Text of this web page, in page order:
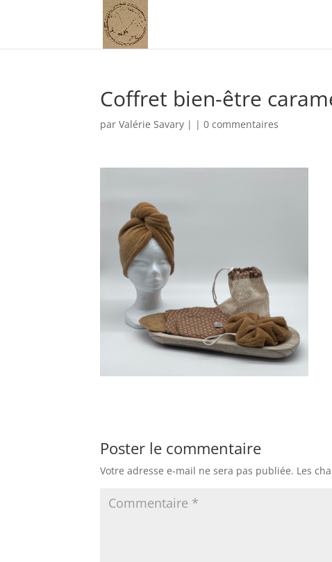
Coffret bien-être
par Valérie Savary | | 0 commentaires
Poster le commentaire
Votre adresse e-mail ne sera pas publiée. Les